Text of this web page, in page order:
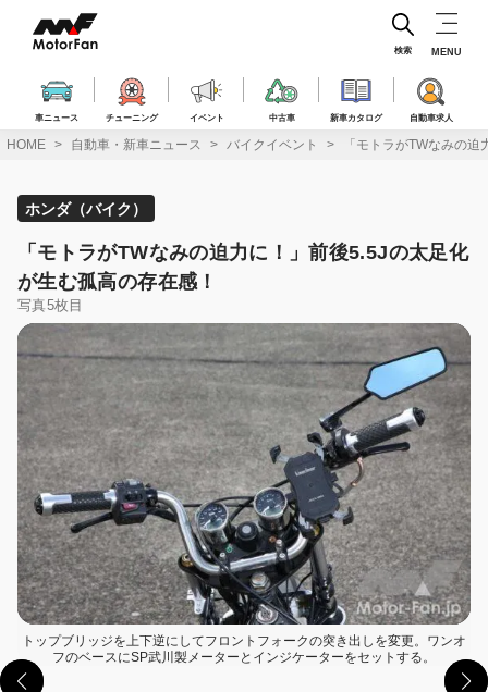
ス
車ニュース チューニング イベント 中古車 新車カタログ 自動車求人
検索 MENU
HOME 自動車・新車ニュース バイクイベント 「モトラがTWなみの
ホンダ（バイク）
「モトラがTWなみの迫力に！」前後5.5Jの太足化
が生む孤高の存在感！
写真5枚目
トップブリッジを上下逆にしてフロントフォークの突き出しを変更。ワンオ
フのベースにSP武川製メーターとインジケーターをセットする。